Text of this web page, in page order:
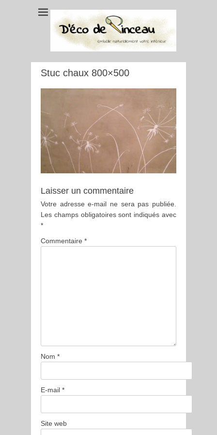
Stuc chaux 800×500
Laisser un commentaire
Votre adresse e-mail ne sera pas publiée.
Les champs obligatoires sont indiqués avec
*
Commentaire *
Nom *
E-mail *
Site web